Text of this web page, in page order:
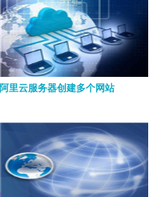
阿里云服务器创建多个网站